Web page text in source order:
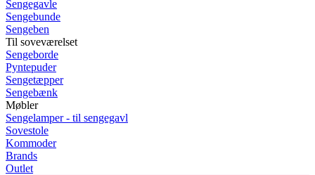
Sengegavle
Sengebunde
Sengeben
Til soveværelset
Sengeborde
Pyntepuder
Sengetæpper
Sengebænk
Møbler
Sengelamper - til sengegavl
Sovestole
Kommoder
Brands
Outlet